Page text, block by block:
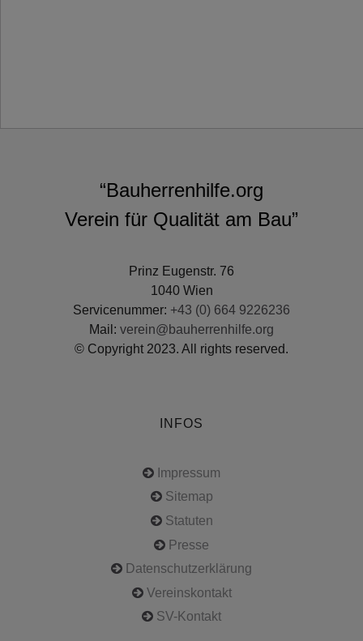
“Bauherrenhilfe.org
Verein für Qualität am Bau”
Prinz Eugenstr. 76
1040 Wien
Servicenummer: +43 (0) 664 9226236
Mail: verein@bauherrenhilfe.org
© Copyright 2023. All rights reserved.
INFOS
Impressum
Sitemap
Statuten
Presse
Datenschutzerklärung
Vereinskontakt
SV-Kontakt